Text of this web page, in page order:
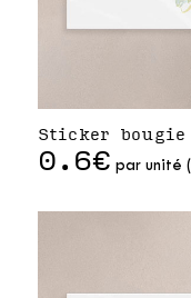
Sticker
0.6€ par unité